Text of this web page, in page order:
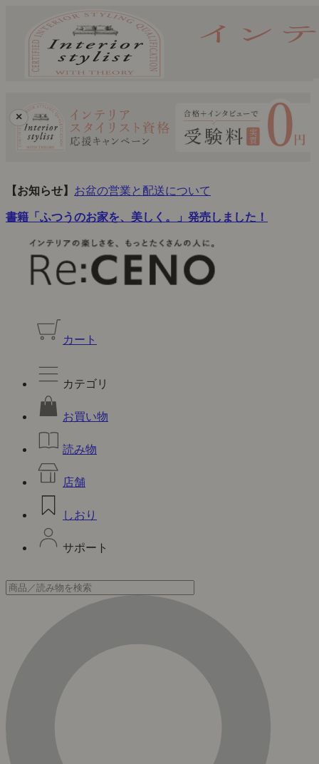
×
【お知らせ】 お盆の営業と配送について
書籍「ふつうのお家を、美しく。」発売しました！
カート
カテゴリ
お買い物
読み物
店舗
しおり
サポート